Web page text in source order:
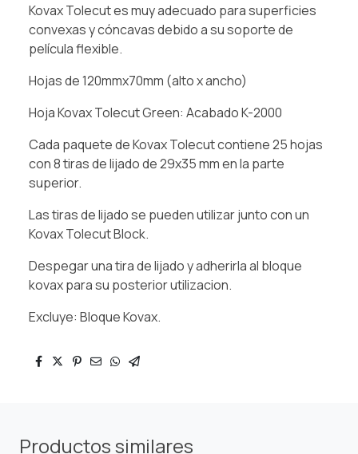
Kovax Tolecut es muy adecuado para superficies
convexas y cóncavas debido a su soporte de
película flexible.
Hojas de 120mmx70mm (alto x ancho)
Hoja Kovax Tolecut Green: Acabado K-2000
Cada paquete de Kovax Tolecut contiene 25 hojas
con 8 tiras de lijado de 29x35 mm en la parte
superior.
Las tiras de lijado se pueden utilizar junto con un
Kovax Tolecut Block.
Despegar una tira de lijado y adherirla al bloque
kovax para su posterior utilizacion.
Excluye: Bloque Kovax.
Productos similares